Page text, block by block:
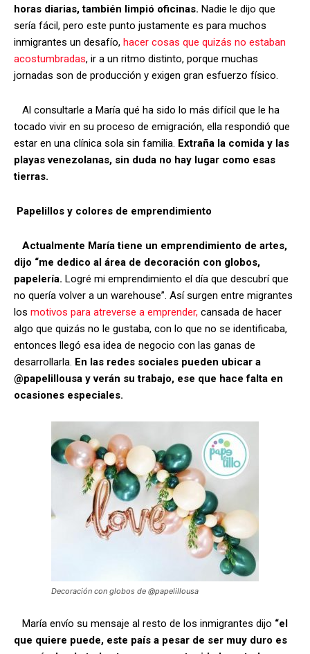
horas diarias, también limpió oficinas. Nadie le dijo que
sería fácil, pero este punto justamente es para muchos
inmigrantes un desafío, hacer cosas que quizás no estaban
acostumbradas, ir a un ritmo distinto, porque muchas
jornadas son de producción y exigen gran esfuerzo físico.
Al consultarle a María qué ha sido lo más difícil que le ha
tocado vivir en su proceso de emigración, ella respondió que
estar en una clínica sola sin familia. Extraña la comida y las
playas venezolanas, sin duda no hay lugar como esas
tierras.
Papelillos y colores de emprendimiento
Actualmente María tiene un emprendimiento de artes,
dijo “me dedico al área de decoración con globos,
papelería. Logré mi emprendimiento el día que descubrí que
no quería volver a un warehouse”. Así surgen entre migrantes
los motivos para atreverse a emprender, cansada de hacer
algo que quizás no le gustaba, con lo que no se identificaba,
entonces llegó esa idea de negocio con las ganas de
desarrollarla. En las redes sociales pueden ubicar a
@papelillousa y verán su trabajo, ese que hace falta en
ocasiones especiales.
Decoración con globos de @papelillousa
María envío su mensaje al resto de los inmigrantes dijo “el
que quiere puede, este país a pesar de ser muy duro es